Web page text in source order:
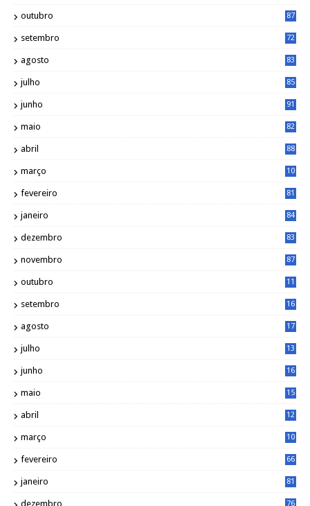
outubro 87
setembro 72
agosto 83
julho 85
junho 91
maio 82
abril 88
março
10
fevereiro 81
janeiro 84
dezembro 83
novembro 87
outubro
11
setembro
16
agosto
17
julho
13
junho
16
maio
15
abril
12
março
10
fevereiro 66
janeiro 81
dezembro 76